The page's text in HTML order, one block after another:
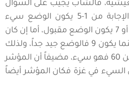
فالشاب يجيب على السؤال
من “1-10” فعندما تكون الإجابة من 1-5 يكون الوضع سيء
وغير راضٍ، وعندما تكون 6 أو 7 يكون الوضع مقبول، أما إن كان
7 و 8 فالوضع جيد وأما حينما يكون 9 فالوضع جيد جداً، ولذلك
عندما يكون المؤشر أقل من 60 فهو سيء، مضيفاً أن المؤشر
السيء في غزة فكان المؤشر أيضاً